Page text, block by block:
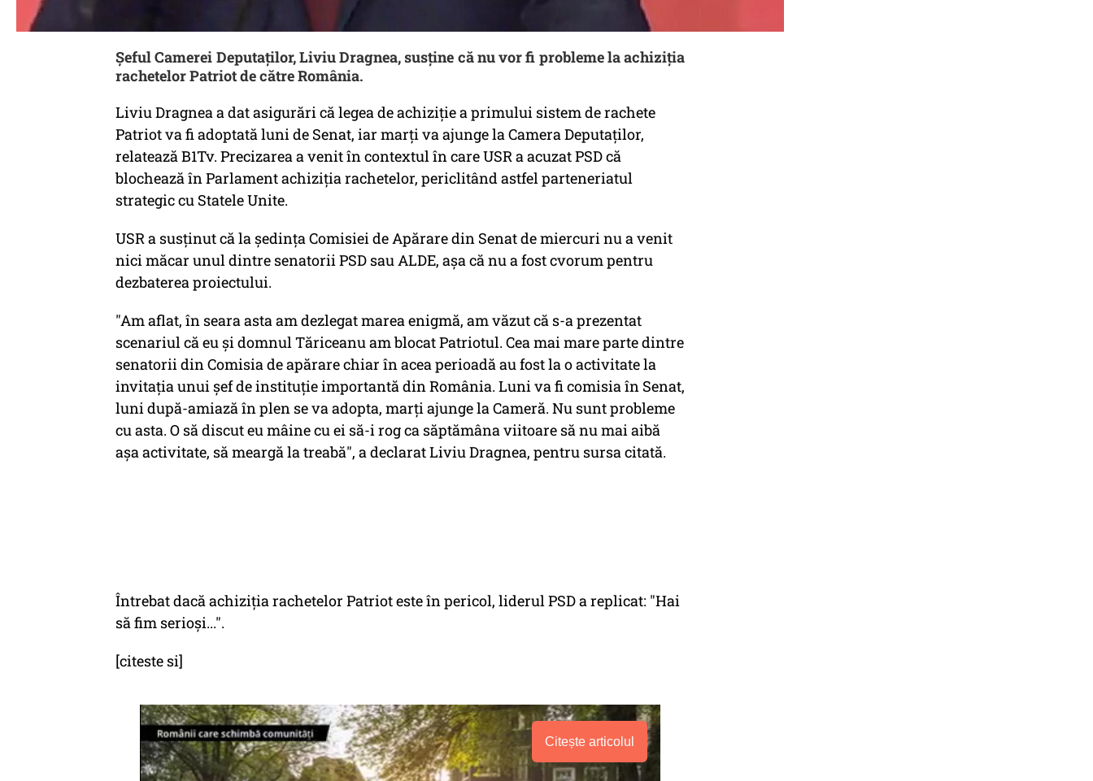
Şeful Camerei Deputaţilor, Liviu Dragnea, susţine că nu vor fi probleme la achiziţia
rachetelor Patriot de către România.
Liviu Dragnea a dat asigurări că legea de achiziție a primului sistem de rachete
Patriot va fi adoptată luni de Senat, iar marți va ajunge la Camera Deputaților,
relatează B1Tv. Precizarea a venit în contextul în care USR a acuzat PSD că
blochează în Parlament achiziția rachetelor, periclitând astfel parteneriatul
strategic cu Statele Unite.
USR a susținut că la ședința Comisiei de Apărare din Senat de miercuri nu a venit
nici măcar unul dintre senatorii PSD sau ALDE, așa că nu a fost cvorum pentru
dezbaterea proiectului.
"Am aflat, în seara asta am dezlegat marea enigmă, am văzut că s-a prezentat
scenariul că eu și domnul Tăriceanu am blocat Patriotul. Cea mai mare parte dintre
senatorii din Comisia de apărare chiar în acea perioadă au fost la o activitate la
invitația unui șef de instituție importantă din România. Luni va fi comisia în Senat,
luni după-amiază în plen se va adopta, marți ajunge la Cameră. Nu sunt probleme
cu asta. O să discut eu mâine cu ei să-i rog ca săptămâna viitoare să nu mai aibă
așa activitate, să meargă la treabă", a declarat Liviu Dragnea, pentru sursa citată.
Întrebat dacă achiziția rachetelor Patriot este în pericol, liderul PSD a replicat: "Hai
să fim serioși...".
[citeste si]
Citește articolul